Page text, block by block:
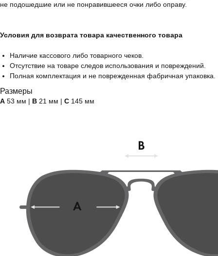
не подошедшие или не понравившееся очки либо оправу.
Условия для возврата товара качественного товара
Наличие кассового либо товарного чеков.
Отсутствие на товаре следов использования и повреждений.
Полная комплектация и не поврежденная фабричная упаковка.
Размеры
А 53 мм | B 21 мм | C 145 мм